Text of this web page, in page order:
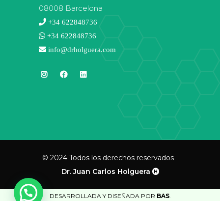
08008 Barcelona
+34 622848736
+34 622848736
info@drholguera.com
© 2024 Todos los derechos reservados -
Dr. Juan Carlos Holguera
DESARROLLADA Y DISEÑADA POR BAS.